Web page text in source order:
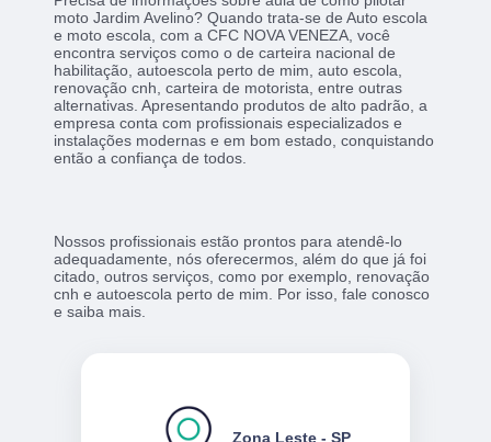
moto Jardim Avelino? Quando trata-se de Auto escola
e moto escola, com a CFC NOVA VENEZA, você
encontra serviços como o de carteira nacional de
habilitação, autoescola perto de mim, auto escola,
renovação cnh, carteira de motorista, entre outras
alternativas. Apresentando produtos de alto padrão, a
empresa conta com profissionais especializados e
instalações modernas e em bom estado, conquistando
então a confiança de todos.
Nossos profissionais estão prontos para atendê-lo
adequadamente, nós oferecermos, além do que já foi
citado, outros serviços, como por exemplo, renovação
cnh e autoescola perto de mim. Por isso, fale conosco
e saiba mais.
Zona Leste - SP